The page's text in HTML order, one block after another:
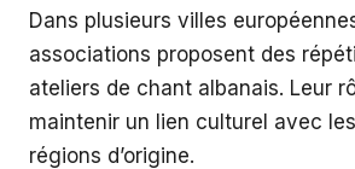
Dans plusieurs villes
associations proposent des
ateliers de chant albanais. Leur
maintenir un lien culturel avec
régions d’origine.